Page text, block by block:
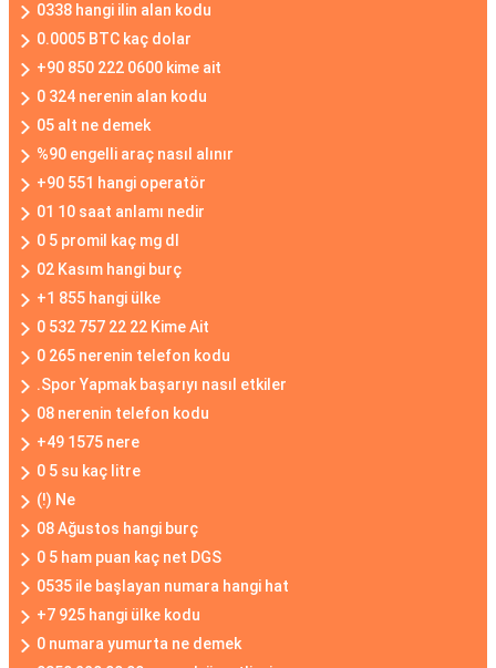
0338 hangi ilin alan kodu
0.0005 BTC kaç dolar
+90 850 222 0600 kime ait
0 324 nerenin alan kodu
05 alt ne demek
%90 engelli araç nasıl alınır
+90 551 hangi operatör
01 10 saat anlamı nedir
0 5 promil kaç mg dl
02 Kasım hangi burç
+1 855 hangi ülke
0 532 757 22 22 Kime Ait
0 265 nerenin telefon kodu
.Spor Yapmak başarıyı nasıl etkiler
08 nerenin telefon kodu
+49 1575 nere
0 5 su kaç litre
(!) Ne
08 Ağustos hangi burç
0 5 ham puan kaç net DGS
0535 ile başlayan numara hangi hat
+7 925 hangi ülke kodu
0 numara yumurta ne demek